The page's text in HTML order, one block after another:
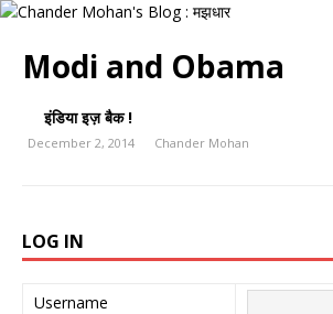
Modi and Obama
इंडिया इज़ बैक !
December 2, 2014 Chander Mohan
LOG IN
Username